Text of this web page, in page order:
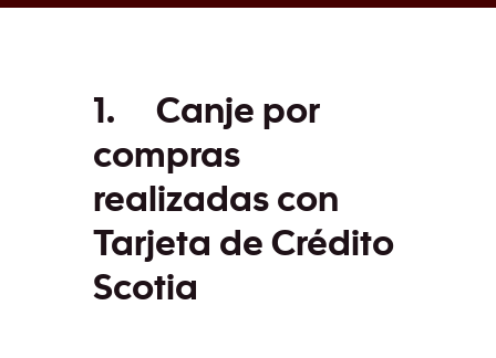
1.
Canje por
compras
realizadas con
Tarjeta de Crédito
Scotia